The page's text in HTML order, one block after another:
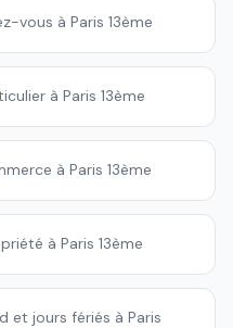
vous à Paris 13ème
à Paris 13ème
à Paris 13ème
à Paris 13ème
et jours fériés à Paris